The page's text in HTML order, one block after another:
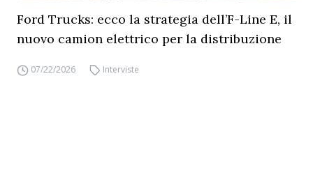
Ford Trucks: ecco la strategia dell’F-Line E, il
nuovo camion elettrico per la distribuzione
07/22/2026 Interviste